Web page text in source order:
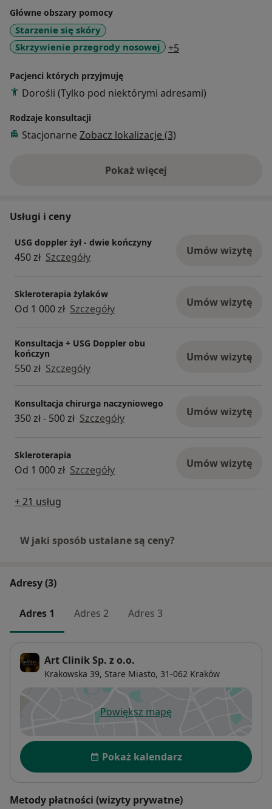
Główne obszary pomocy
Starzenie się skóry
Skrzywienie przegrody nosowej
+5
Pacjenci których przyjmuję
Dorośli (Tylko pod niektórymi adresami)
Rodzaje konsultacji
Stacjonarne Zobacz lokalizacje (3)
Pokaż więcejo doświadczeniu
Usługi i ceny
USG doppler żył - dwie kończyny
450 zł Szczegóły Umów wizytę
Skleroterapia żylaków
Od 1 000 zł Szczegóły Umów wizytę
Konsultacja + USG Doppler obu
kończyn
550 zł Szczegóły
Umów wizytę
Konsultacja chirurga naczyniowego
350 zł - 500 zł Szczegóły Umów wizytę
Skleroterapia
Od 1 000 zł Szczegóły Umów wizytę
+ 21 usług
W jaki sposób ustalane są ceny?
Adresy (3)
Adres 1 Adres 2 Adres 3
Art Clinik Sp. z o.o.
Krakowska 39, Stare Miasto, 31-062 Kraków
Powiększ mapęotwiera się w nowej karcie
Dostępność
Pokaż kalendarz
Metody płatności (wizyty prywatne)